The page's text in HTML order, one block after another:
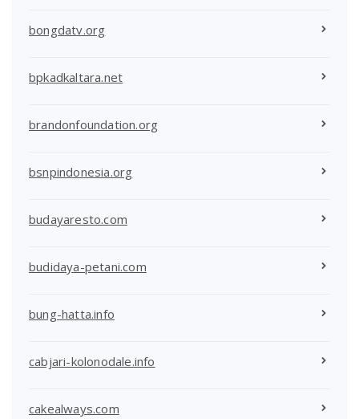
bongdatv.org
bpkadkaltara.net
brandonfoundation.org
bsnpindonesia.org
budayaresto.com
budidaya-petani.com
bung-hatta.info
cabjari-kolonodale.info
cakealways.com